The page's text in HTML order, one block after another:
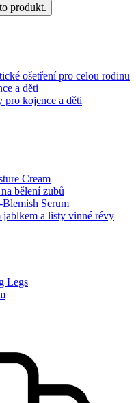
produkt.
ošetření pro celou rodinu
a děti
kojence a děti
Cream
bělení zubů
Serum
a listy vinné révy
Legs